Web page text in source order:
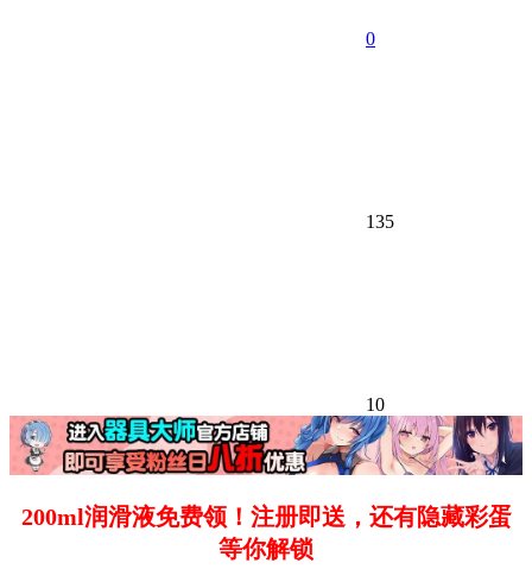
0
135
10
200ml润滑液免费领！注册即送，还有隐藏彩蛋
等你解锁